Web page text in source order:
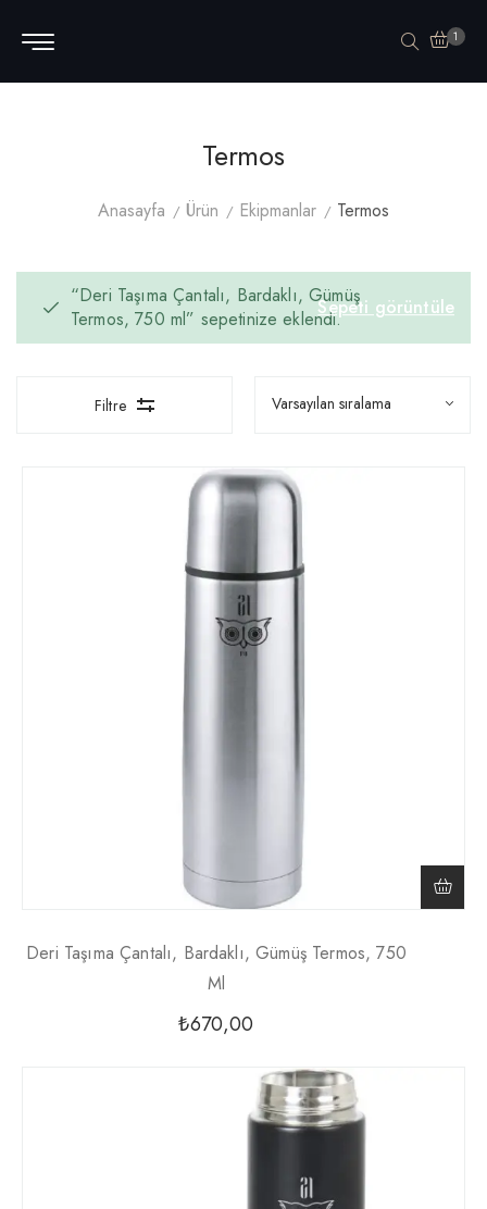
1
Termos
Anasayfa Ürün Ekipmanlar Termos
Sepeti görüntüle
“Deri Taşıma Çantalı, Bardaklı, Gümüş
Termos, 750 ml” sepetinize eklendi.
Filtre
Deri Taşıma Çantalı, Bardaklı, Gümüş Termos, 750
Ml
₺670,00